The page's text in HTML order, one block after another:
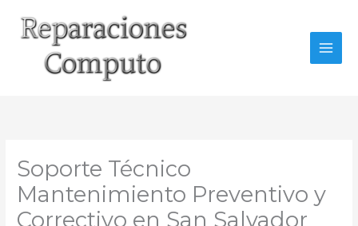
contenido
Soporte Técnico
Mantenimiento Preventivo y
Correctivo en San Salvador